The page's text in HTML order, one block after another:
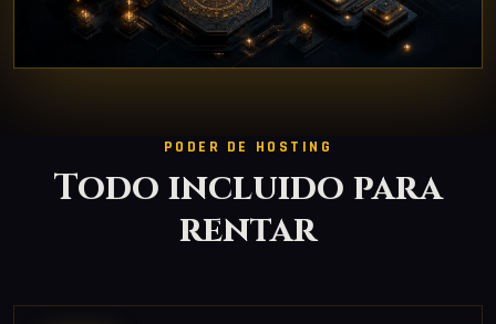
PODER DE HOSTING
Todo incluido para
rentar